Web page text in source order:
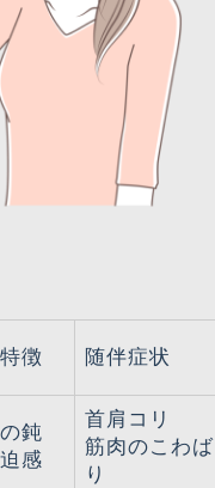
徴 随伴症状
鈍
感
首肩コリ
筋肉のこわば
り